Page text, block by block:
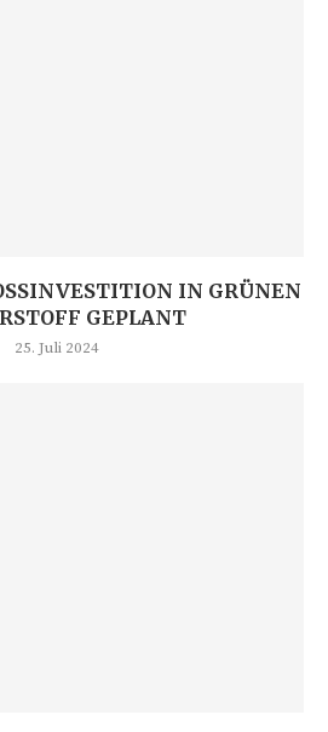
IN GRÜNEN W
GEPLANT
25. Juli 2024